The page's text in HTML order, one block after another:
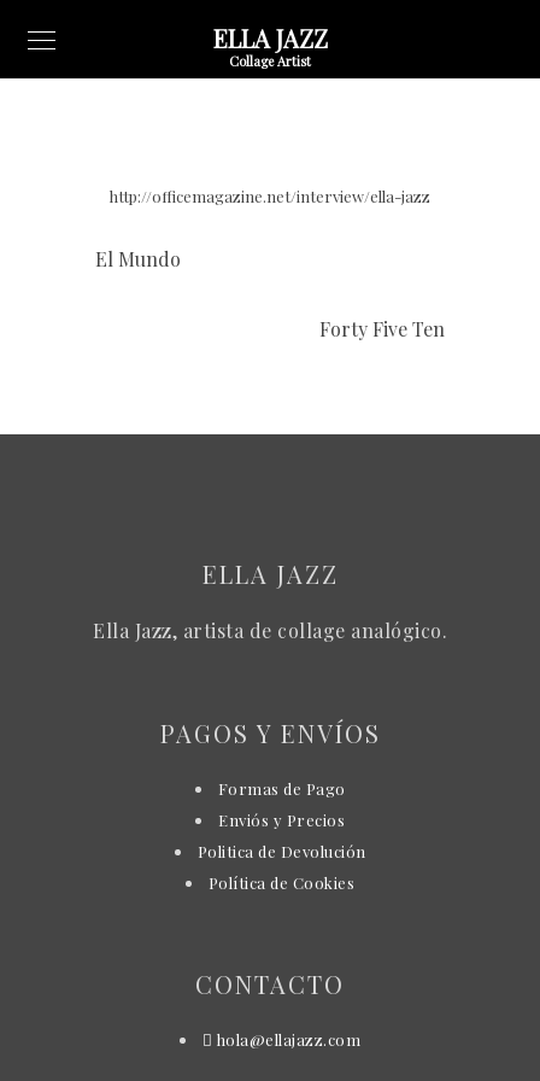
ELLA JAZZ
Collage Artist
http://officemagazine.net/interview/ella-jazz
El Mundo
Forty Five Ten
ELLA JAZZ
Ella Jazz, artista de collage analógico.
PAGOS Y ENVÍOS
Formas de Pago
Enviós y Precios
Politica de Devolución
Política de Cookies
CONTACTO
hola@ellajazz.com